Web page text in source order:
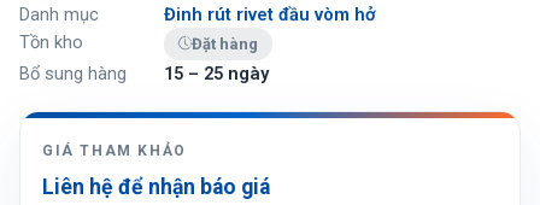
Danh mục
Đinh rút rivet đầu vòm hở
Tồn kho
Đặt hàng
Bổ sung hàng 15 – 25 ngày
GIÁ THAM KHẢO
Liên hệ để nhận báo giá